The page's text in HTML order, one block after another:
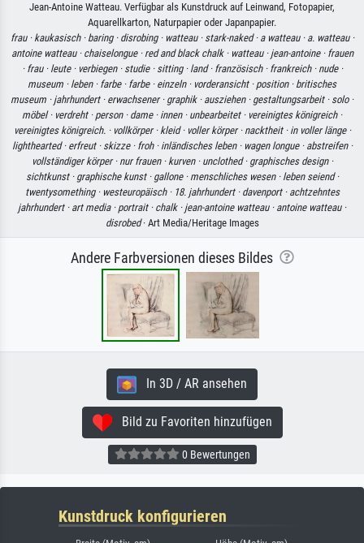
Jean-Antoine Watteau. Verfügbar als Kunstdruck auf Leinwand, Fotopapier,
Aquarellkarton, Naturpapier oder Japanpapier.
frau · kaukasisch · baring · disrobing · watteau · stark-naked · a watteau · a. watteau ·
antoine watteau · chaiselongue · red and black chalk · watteau · jean-antoine · frauen
· frau · leute · verbiegen · studie · sitting · land · französisch · frankreich · nude ·
museum · leben · farbe · farbe · einzeln · vorderansicht · position · britisches
museum · jahrhundert · erwachsener · graphik · ausziehen · gestaltungsarbeit · solo ·
möbel · verdreht · person · dame · innen · unbearbeitet · vereinigtes königreich ·
vereinigtes königreich. · vollkörper · kleid · voller körper · nacktheit · in voller länge ·
lighthearted · erfreut · skizze · froh · inländisches leben · wagen longue · abstreifen ·
vollständiger körper · nur frauen · kurven · unclothed · graphisches design ·
sichtkunst · graphische kunst · gallone · menschliches wesen · leben seiend ·
twentysomething · westeuropäisch · 18. jahrhundert · davenport · achtzehntes
jahrhundert · art media · portrait · chalk · jean-antoine watteau · antoine watteau ·
disrobed· Art Media/Heritage Images
Andere Farbversionen dieses Bildes
In 3D / AR ansehen
Bild zu Favoriten hinzufügen
0 Bewertungen
Kunstdruck konfigurieren